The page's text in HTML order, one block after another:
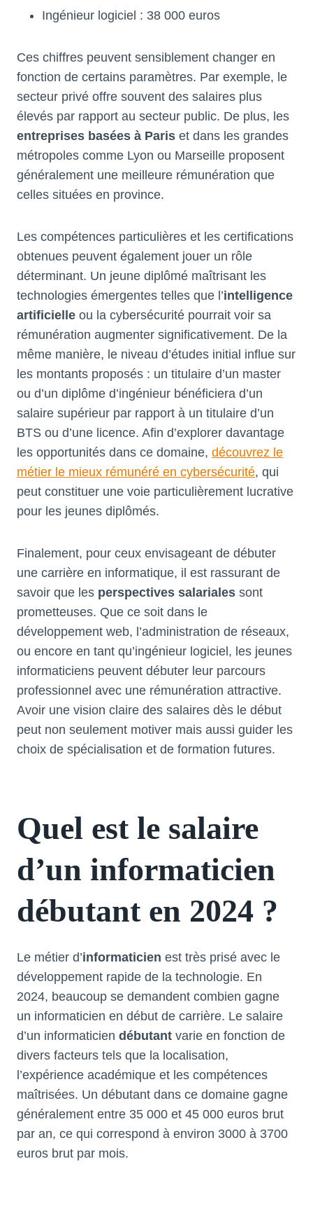
Ingénieur logiciel : 38 000 euros
Ces chiffres peuvent sensiblement changer en
fonction de certains paramètres. Par exemple, le
secteur privé offre souvent des salaires plus
élevés par rapport au secteur public. De plus, les
entreprises basées à Paris et dans les grandes
métropoles comme Lyon ou Marseille proposent
généralement une meilleure rémunération que
celles situées en province.
Les compétences particulières et les certifications
obtenues peuvent également jouer un rôle
déterminant. Un jeune diplômé maîtrisant les
technologies émergentes telles que l’intelligence
artificielle ou la cybersécurité pourrait voir sa
rémunération augmenter significativement. De la
même manière, le niveau d’études initial influe sur
les montants proposés : un titulaire d’un master
ou d’un diplôme d’ingénieur bénéficiera d’un
salaire supérieur par rapport à un titulaire d’un
BTS ou d’une licence. Afin d’explorer davantage
les opportunités dans ce domaine, découvrez le
métier le mieux rémunéré en cybersécurité, qui
peut constituer une voie particulièrement lucrative
pour les jeunes diplômés.
Finalement, pour ceux envisageant de débuter
une carrière en informatique, il est rassurant de
savoir que les perspectives salariales sont
prometteuses. Que ce soit dans le
développement web, l’administration de réseaux,
ou encore en tant qu’ingénieur logiciel, les jeunes
informaticiens peuvent débuter leur parcours
professionnel avec une rémunération attractive.
Avoir une vision claire des salaires dès le début
peut non seulement motiver mais aussi guider les
choix de spécialisation et de formation futures.
Quel est le salaire
d’un informaticien
débutant en 2024 ?
Le métier d’informaticien est très prisé avec le
développement rapide de la technologie. En
2024, beaucoup se demandent combien gagne
un informaticien en début de carrière. Le salaire
d’un informaticien débutant varie en fonction de
divers facteurs tels que la localisation,
l’expérience académique et les compétences
maîtrisées. Un débutant dans ce domaine gagne
généralement entre 35 000 et 45 000 euros brut
par an, ce qui correspond à environ 3000 à 3700
euros brut par mois.